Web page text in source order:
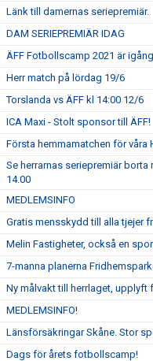
Länk till damernas seriepremiär.
DAM SERIEPREMIÄR IDAG
ÄFF Fotbollscamp 2021 är igång
Herr match på lördag 19/6
Torslanda vs ÄFF kl 14:00 12/6
ICA Maxi - Stolt sponsor till ÄFF!
Första hemmamatchen för våra
Se herrarnas seriepremiär borta
14.00
MEDLEMSINFO
Gratis mensskydd till alla tjejer
Melin Fastigheter, också en
7-manna planerna
Ny målvakt till herrlaget, upplyft
MEDLEMSINFO!
Länsförsäkringar Skåne. Stor
Dags för årets fotbollscamp!